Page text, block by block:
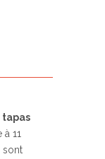
11
sont